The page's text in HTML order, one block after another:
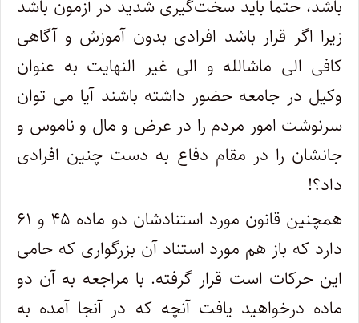
باشد، حتما باید سخت‌گیری شدید در آزمون باشد
زیرا اگر قرار باشد افرادی بدون آموزش و آگاهی
کافی الی ماشالله و الی غیر النهایت به عنوان
وکیل در جامعه حضور داشته باشند آیا می توان
سرنوشت امور مردم را در عرض و مال و ناموس و
جانشان را در مقام دفاع به دست چنین افرادی
داد؟!
همچنین قانون مورد استنادشان دو ماده ۴۵ و ۶۱
دارد که باز هم مورد استناد آن بزرگواری که حامی
این حرکات است قرار گرفته. با مراجعه به آن دو
ماده درخواهید یافت آنچه که در آنجا آمده به